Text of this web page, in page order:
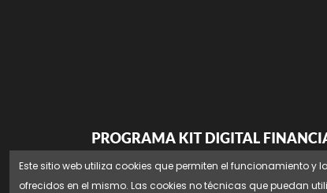
Este sitio web utiliza cookies que permiten el funcionamiento y
ofrecidos en el mismo. Las cookies no técnicas que puedan